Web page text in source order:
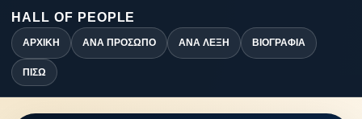
HALL OF PEOPLE
ΑΡΧΙΚΉ ΑΝΆ ΠΡΌΣΩΠΟ ΑΝΆ ΛΈΞΗ ΒΙΟΓΡΑΦΊΑ
ΠΊΣΩ